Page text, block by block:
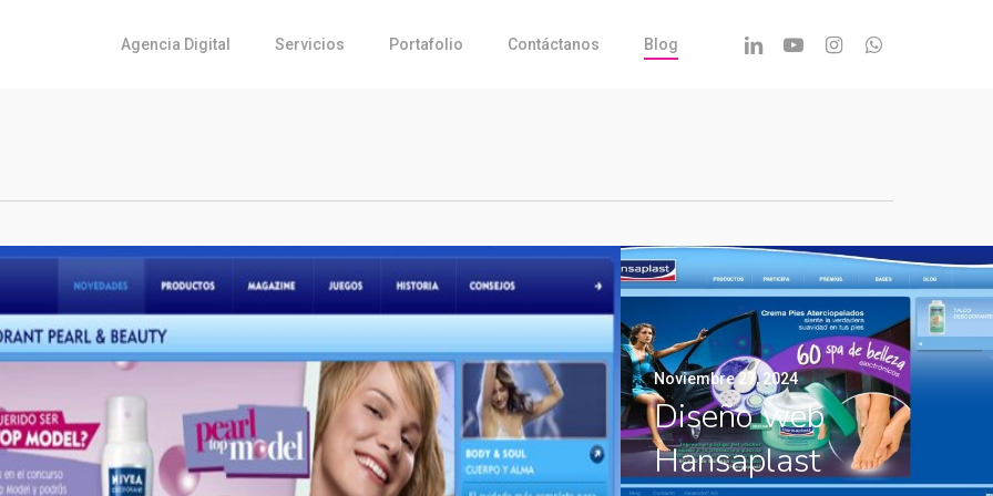
Agencia Digital Servicios Portafolio Contáctanos Blog LinkedinYoutubeInstagramWhatsapp
Noviembre 27, 2024
Diseño web
Hansaplast